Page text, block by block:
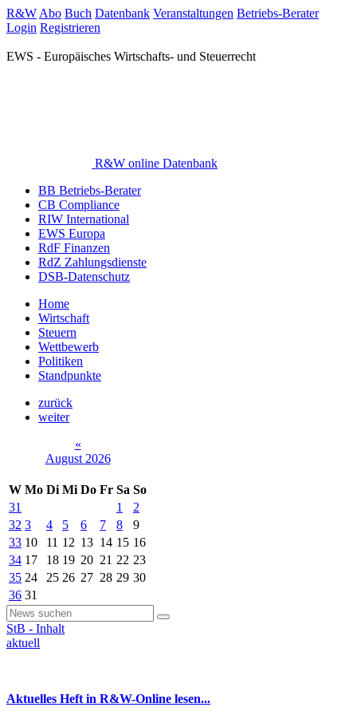
R&W Abo Buch Datenbank Veranstaltungen Betriebs-Berater
Login Registrieren
EWS - Europäisches Wirtschafts- und Steuerrecht
R&W online Datenbank
BB Betriebs-Berater
CB Compliance
RIW International
EWS Europa
RdF Finanzen
RdZ Zahlungsdienste
DSB-Datenschutz
Home
Wirtschaft
Steuern
Wettbewerb
Politiken
Standpunkte
zurück
weiter
«
August 2026
W Mo Di Mi Do Fr Sa So
31
1
2
32 3 4 5 6 7 8
9
33 10 11 12 13 14 15 16
34 17 18 19 20 21 22 23
35 24 25 26 27 28 29 30
36 31
StB - Inhalt
aktuell
Aktuelles Heft in R&W-Online lesen...